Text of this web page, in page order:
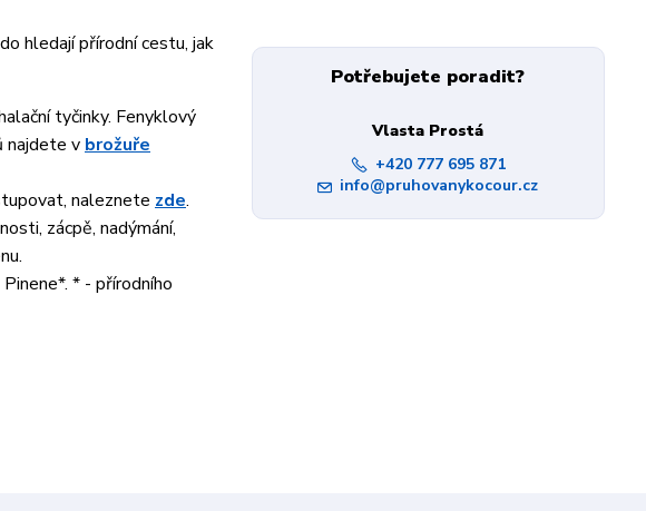
hledají přírodní cestu, jak
tyčinky. Fenyklový
najdete v brožuře
naleznete zde.
zácpě, nadýmání,
* - přírodního
Potřebujete poradit?
Vlasta Prostá
+420 777 695 871
info@pruhovanykocour.cz